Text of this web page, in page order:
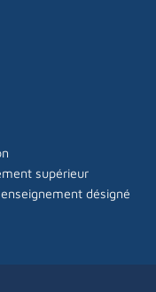
supérieur
désigné